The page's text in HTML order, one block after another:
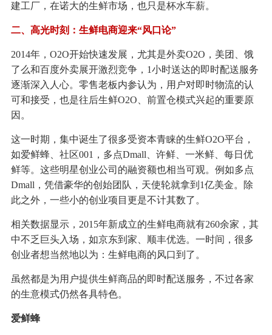
建工厂，在诺大的生鲜市场，也只是杯水车薪。
二、高光时刻：生鲜电商迎来“风口论”
2014年，O2O开始快速发展，尤其是外卖O2O，美团、饿
了么和百度外卖展开激烈竞争，1小时送达的即时配送服务
逐渐深入人心。零售老板内参认为，用户对即时物流的认
可和接受，也是往后生鲜O2O、前置仓模式兴起的重要原
因。
这一时期，集中诞生了很多受资本青睐的生鲜O2O平台，
如爱鲜蜂、社区001，多点Dmall、许鲜、一米鲜、每日优
鲜等。这些明星创业公司的融资额也相当可观。例如多点
Dmall，凭借豪华的创始团队，天使轮就拿到1亿美金。除
此之外，一些小的创业项目更是不计其数了。
相关数据显示，2015年新成立的生鲜电商就有260余家，其
中不乏巨头入场，如京东到家、顺丰优选。一时间，很多
创业者想当然地以为：生鲜电商的风口到了。
虽然都是为用户提供生鲜商品的即时配送服务，不过各家
的生意模式仍然各具特色。
爱鲜蜂